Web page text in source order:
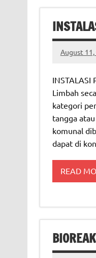
August 11,
INSTALASI
Limbah
kategori
tangga
komunal
dapat di
READ